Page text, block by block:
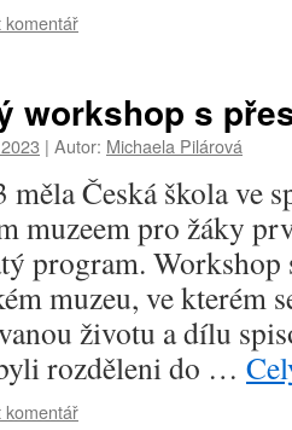
komentář
workshop s
| Autor: Michaela Pilárová
Česká škola ve
muzeem pro žáky
program. Workshop
muzeu, ve kterém
životu a dílu
rozděleni do …
komentář